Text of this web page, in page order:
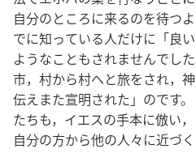
自分のところに来るのを待つ
でに知っている人だけに「良
ようなこともされませんでし
市，村から村へと旅をされ，
伝えまた宣明された」のです
たちも，イエスの手本に倣い
自分の方から他の人々に近づ